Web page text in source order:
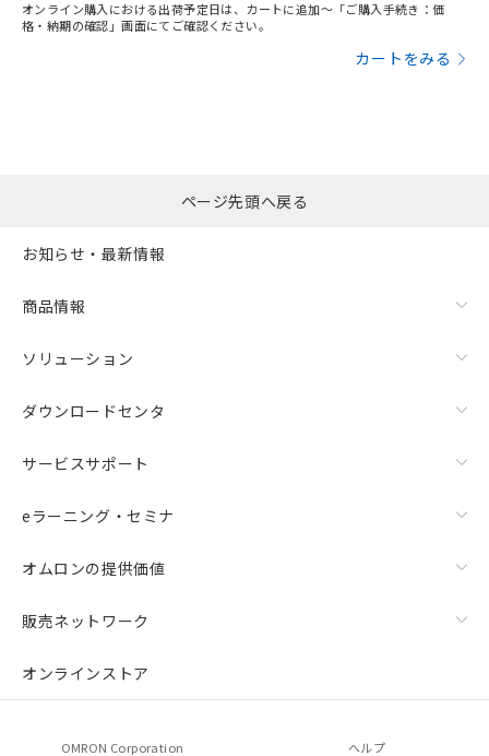
オンライン購入における出荷予定日は、カートに追加～「ご購入手続き：価
格・納期の確認」画面にてご確認ください。
カートをみる
ページ先頭へ戻る
お知らせ・最新情報
商品情報
ソリューション
ダウンロードセンタ
サービスサポート
eラーニング・セミナ
オムロンの提供価値
販売ネットワーク
オンラインストア
OMRON Corporation ヘルプ